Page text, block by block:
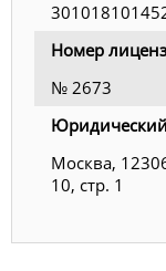
Номер
№ 2673
Москва,
10, стр. 1